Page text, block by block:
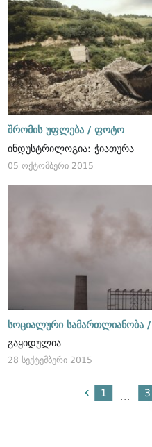
შრომის უფლება / ფოტო
ინდუსტრილოგია: ჭიათურა
05 ოქტომბერი 2015
სოციალური სამართლიანობა /
გაყიდულია
28 სექტემბერი 2015
1 ... 3